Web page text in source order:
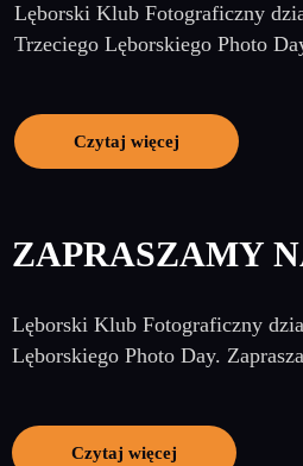
Lęborski Klub Fotograficzny
Trzeciego Lęborskiego Photo
Czytaj więcej
ZAPRASZAMY
Lęborski Klub Fotograficzny
Lęborskiego Photo Day.
Czytaj więcej